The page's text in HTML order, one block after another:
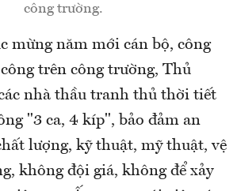
công trường.
mừng năm mới cán bộ, công
trên công trường, Thủ
nhà thầu tranh thủ thời tiết
"3 ca, 4 kíp", bảo đảm an
lượng, kỹ thuật, mỹ thuật, vệ
không đội giá, không để xảy